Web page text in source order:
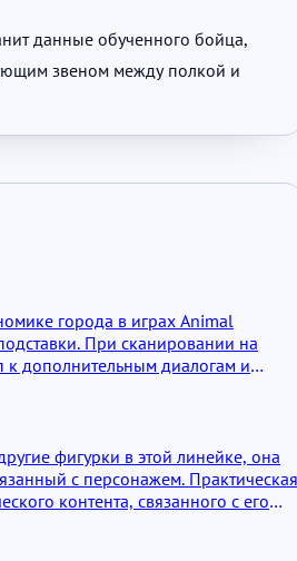
данные обученного бойца,
звеном между полкой и
города в играх Animal
При сканировании на
к дополнительным диалогам и
фигурки в этой линейке, она
с персонажем. Практическая
контента, связанного с его